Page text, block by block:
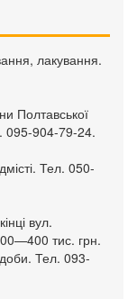
лакування.
Полтавської
095-904-79-24.
Тел. 050-
вул.
тис. грн.
Тел. 093-